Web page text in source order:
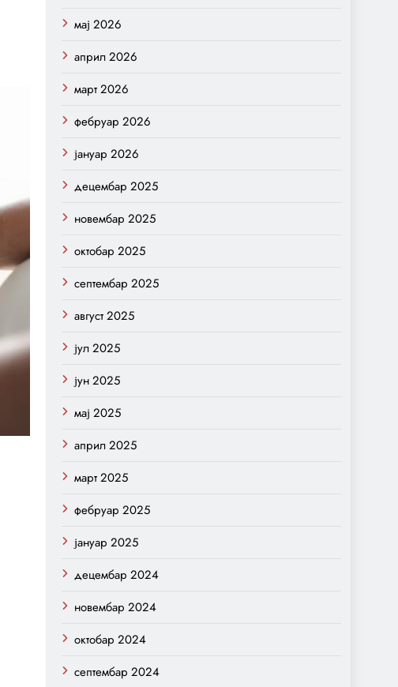
мај 2026
април 2026
март 2026
фебруар 2026
јануар 2026
децембар 2025
новембар 2025
октобар 2025
септембар 2025
август 2025
јул 2025
јун 2025
мај 2025
април 2025
март 2025
фебруар 2025
јануар 2025
децембар 2024
новембар 2024
октобар 2024
септембар 2024